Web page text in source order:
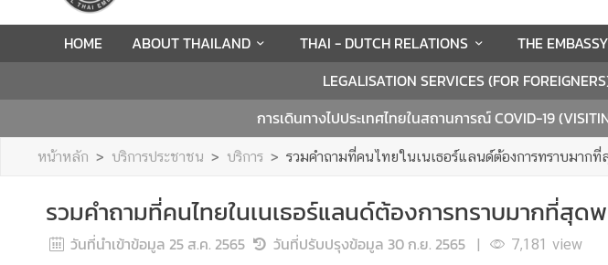
HOME ABOUT THAILAND THAI - DUTCH RELATIONS THE EMBASSY
LEGALISATION SERVICES (FOR
การเดินทางไปประเทศไทยในสถานการณ์ COVID-19
A
O
T
H
L
A
หน้าหลัก บริการประชาชน บริการ รวมคำถามที่คนไทยในเนเธอร์แลนด์ต้องการทราบมาก
รวมคำถามที่คนไทยในเนเธอร์แลนด์ต้องการทราบมากที่สุ
วันที่นำเข้าข้อมูล 25 ส.ค. 2565 วันที่ปรับปรุงข้อมูล 30 ก.ย. 2565 | 7,181 view